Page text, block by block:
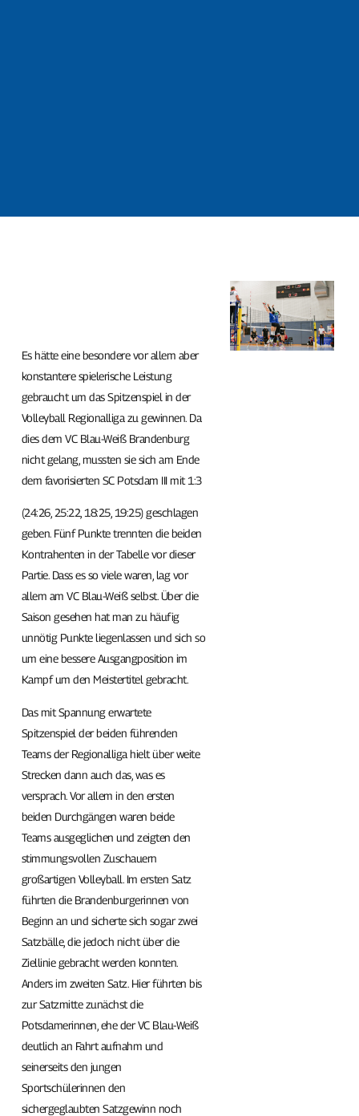
Es hätte eine besondere vor allem aber
konstantere spielerische Leistung
gebraucht um das Spitzenspiel in der
Volleyball Regionalliga zu gewinnen. Da
dies dem VC Blau-Weiß Brandenburg
nicht gelang, mussten sie sich am Ende
dem favorisierten SC Potsdam III mit 1:3
(24:26, 25:22, 18:25, 19:25) geschlagen
geben. Fünf Punkte trennten die beiden
Kontrahenten in der Tabelle vor dieser
Partie. Dass es so viele waren, lag vor
allem am VC Blau-Weiß selbst. Über die
Saison gesehen hat man zu häufig
unnötig Punkte liegenlassen und sich so
um eine bessere Ausgangposition im
Kampf um den Meistertitel gebracht.
Das mit Spannung erwartete
Spitzenspiel der beiden führenden
Teams der Regionalliga hielt über weite
Strecken dann auch das, was es
versprach. Vor allem in den ersten
beiden Durchgängen waren beide
Teams ausgeglichen und zeigten den
stimmungsvollen Zuschauern
großartigen Volleyball. Im ersten Satz
führten die Brandenburgerinnen von
Beginn an und sicherte sich sogar zwei
Satzbälle, die jedoch nicht über die
Ziellinie gebracht werden konnten.
Anders im zweiten Satz. Hier führten bis
zur Satzmitte zunächst die
Potsdamerinnen, ehe der VC Blau-Weiß
deutlich an Fahrt aufnahm und
seinerseits den jungen
Sportschülerinnen den
sichergeglaubten Satzgewinn noch